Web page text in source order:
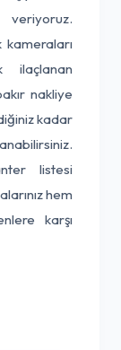
nakliye
kadar
listesi
hem
karşı